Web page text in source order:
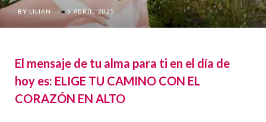
BY LILIAN 5 ABRIL, 2025
El mensaje de tu alma para ti en el día de
hoy es: ELIGE TU CAMINO CON EL
CORAZÓN EN ALTO